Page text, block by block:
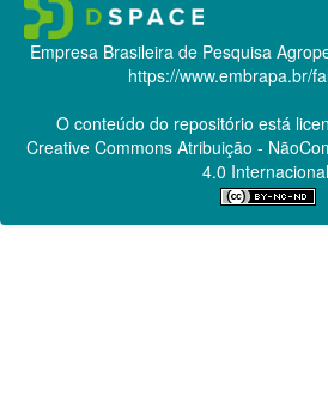
Empresa Brasileira de Pesquisa
https://www.embrapa.br/
O conteúdo do repositório está
Creative CommonsAtribuição -
4.0